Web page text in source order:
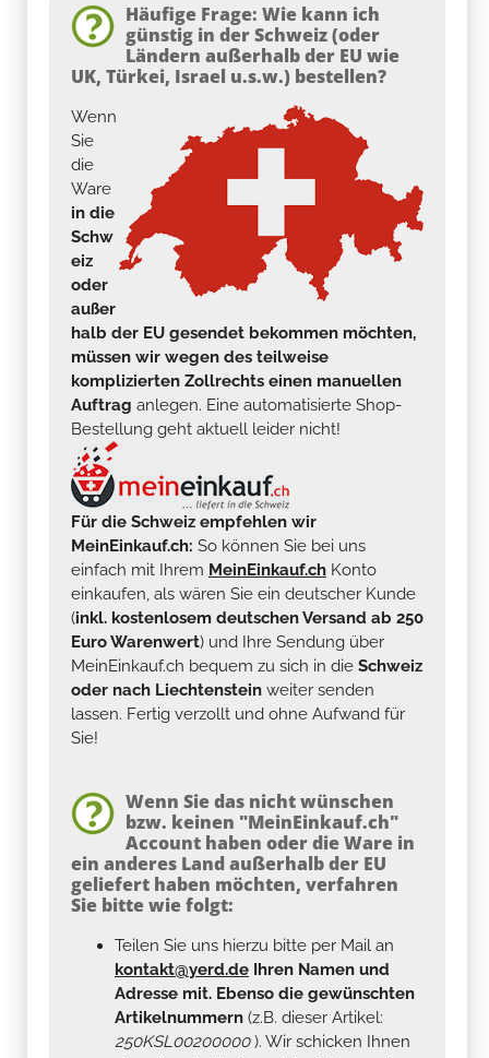
Häufige Frage: Wie kann ich
günstig in der Schweiz (oder
Ländern außerhalb der EU wie
UK, Türkei, Israel u.s.w.) bestellen?
Wenn
Sie
die
Ware
in die
Schw
eiz
oder
außer
halb der EU gesendet bekommen möchten,
müssen wir wegen des teilweise
komplizierten Zollrechts einen manuellen
Auftrag anlegen. Eine automatisierte Shop-
Bestellung geht aktuell leider nicht!
Für die Schweiz empfehlen wir
MeinEinkauf.ch: So können Sie bei uns
einfach mit Ihrem MeinEinkauf.ch Konto
einkaufen, als wären Sie ein deutscher Kunde
(inkl. kostenlosem deutschen Versand ab 250
Euro Warenwert) und Ihre Sendung über
MeinEinkauf.ch bequem zu sich in die Schweiz
oder nach Liechtenstein weiter senden
lassen. Fertig verzollt und ohne Aufwand für
Sie!
Wenn Sie das nicht wünschen
bzw. keinen "MeinEinkauf.ch"
Account haben oder die Ware in
ein anderes Land außerhalb der EU
geliefert haben möchten, verfahren
Sie bitte wie folgt:
Teilen Sie uns hierzu bitte per Mail an
kontakt@yerd.de Ihren Namen und
Adresse mit. Ebenso die gewünschten
Artikelnummern (z.B. dieser Artikel:
250KSL00200000). Wir schicken Ihnen